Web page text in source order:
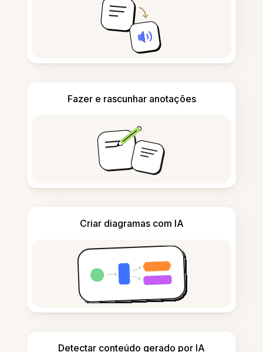
Fazer e rascunhar anotações
Criar diagramas com IA
Detectar conteúdo gerado por IA